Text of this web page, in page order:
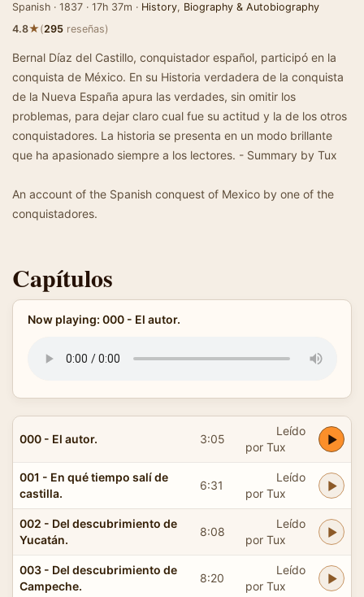
Spanish · 1837 · 17h 37m · History, Biography & Autobiography
4.8★(295 reseñas)
Bernal Díaz del Castillo, conquistador español, participó en la
conquista de México. En su Historia verdadera de la conquista
de la Nueva España apura las verdades, sin omitir los
problemas, para dejar claro cual fue su actitud y la de los otros
conquistadores. La historia se presenta en un modo brillante
que ha apasionado siempre a los lectores. - Summary by Tux
An account of the Spanish conquest of Mexico by one of the
conquistadores.
Capítulos
Now playing: 000 - El autor.
000 - El autor. 3:05
Leído
por Tux
001 - En qué tiempo salí de
castilla.
6:31
Leído
por Tux
002 - Del descubrimiento de
Yucatán.
8:08
Leído
por Tux
003 - Del descubrimiento de
Campeche.
8:20
Leído
por Tux